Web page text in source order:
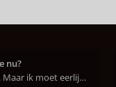
nu?
Dank u, dank u. Maar ik moet eerlijk bekennen da